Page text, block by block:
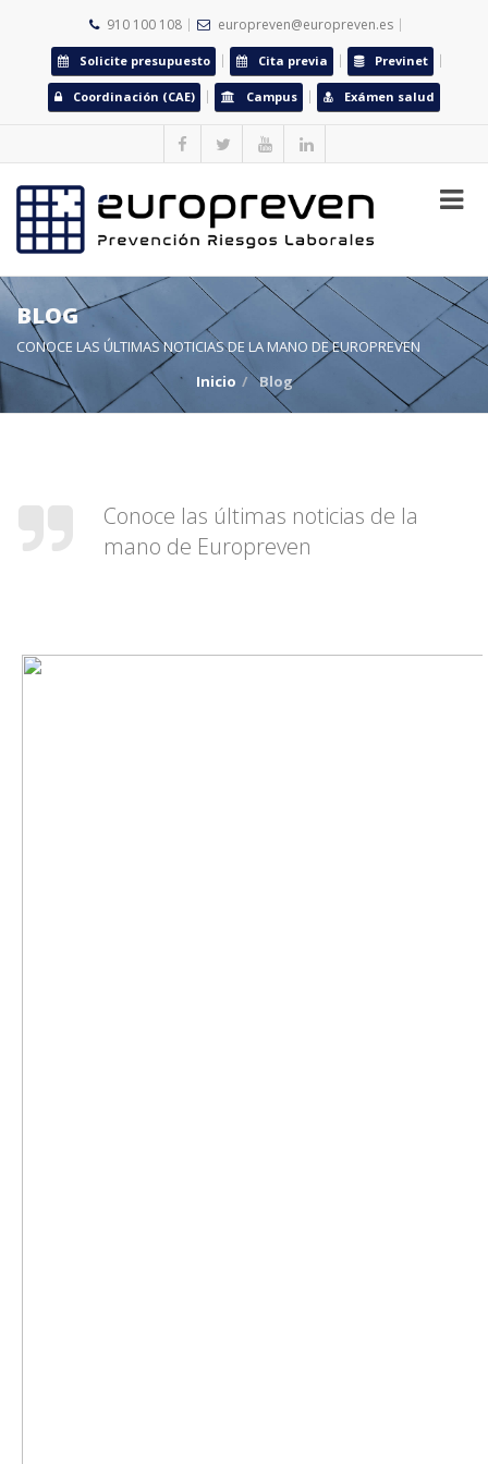
910 100 108 europreven@europreven.es
Solicite presupuesto Cita previa Previnet
Coordinación (CAE) Campus Exámen salud
BLOG
CONOCE LAS ÚLTIMAS NOTICIAS DE LA MANO DE EUROPREVEN
Inicio
Blog
Conoce las últimas noticias de la
mano de Europreven